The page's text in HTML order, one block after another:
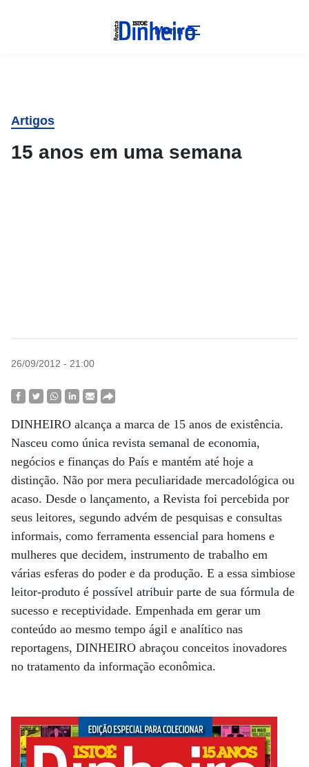
Menu
Artigos
15 anos em uma semana
26/09/2012 - 21:00
DINHEIRO alcança a marca de 15 anos de existência.
Nasceu como única revista semanal de economia,
negócios e finanças do País e mantém até hoje a
distinção. Não por mera peculiaridade mercadológica ou
acaso. Desde o lançamento, a Revista foi percebida por
seus leitores, segundo advém de pesquisas e consultas
informais, como ferramenta essencial para homens e
mulheres que decidem, instrumento de trabalho em
várias esferas do poder e da produção. E a essa simbiose
leitor-produto é possível atribuir parte de sua fórmula de
sucesso e receptividade. Empenhada em gerar um
conteúdo ao mesmo tempo ágil e analítico nas
reportagens, DINHEIRO abraçou conceitos inovadores
no tratamento da informação econômica.